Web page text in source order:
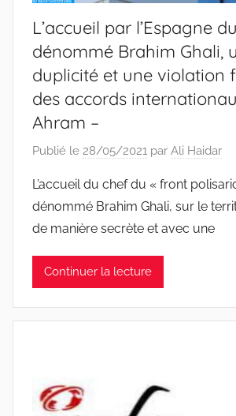
L’accueil par l’Espagne du
dénommé Brahim Ghali,
duplicité et une violation
des accords
Ahram –
Publié le 28/05/2021 par Ali Haidar
L’accueil du chef du « front
dénommé Brahim Ghali, sur le
de manière secrète et avec une
Continuer la lecture